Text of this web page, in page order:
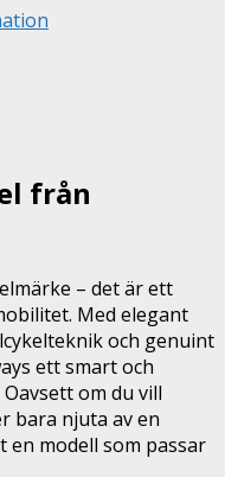
från
– det är ett
Med elegant
och genuint
ett smart och
om du vill
bara njuta av en
en modell som passar